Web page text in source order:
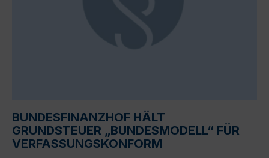
BUNDESFINANZHOF HÄLT
GRUNDSTEUER „BUNDESMODELL“ FÜR
VERFASSUNGSKONFORM